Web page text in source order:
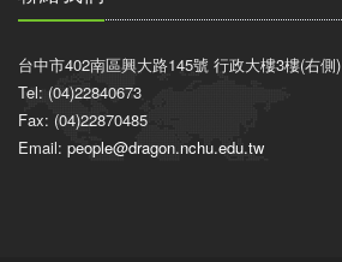
台中市402南區興大路145號 行政大樓3樓(右側)
Tel: (04)22840673
Fax: (04)22870485
Email: people@dragon.nchu.edu.tw